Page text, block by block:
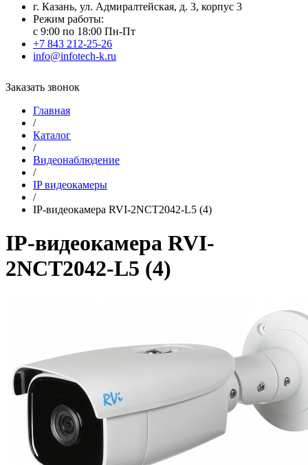
г. Казань, ул. Адмиралтейская, д. 3, корпус 3
Режим работы:
с 9:00 по 18:00 Пн-Пт
+7 843 212-25-26
info@infotech-k.ru
Заказать звонок
Главная
/
Каталог
/
Видеонаблюдение
/
IP видеокамеры
/
IP-видеокамера RVI-2NCT2042-L5 (4)
IP-видеокамера RVI-
2NCT2042-L5 (4)